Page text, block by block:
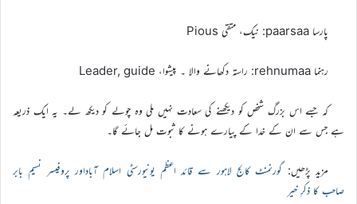
پارسا paarsaa: نیک، متقی Pious
رہنما rehnumaa: راستہ دکھانے والا ۔ پیشوا، Leader, guide
کہ جسے اس بزرگ شخص کو دیکھنے کی سعادت نہیں ملی وہ چولے کو دیکھ لے۔ یہ ایک ذریعہ
ہے جس سے ان کے خدا کے پیارے ہونے کا ثبوت مل جائے گا۔
مزید پڑھیں: گورنمنٹ کالج لاہور سے قائد اعظم یونیورسٹی اسلام آباداور پروفیسر نسیم بابر
صاحب کا ذکرِ خیر